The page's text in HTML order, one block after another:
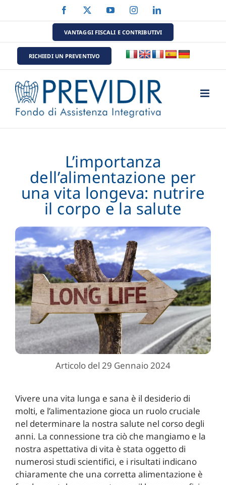
al
Facebook YouTubeInstagramLinkedIn
VANTAGGI FISCALI E CONTRIBUTIVI
RICHIEDI UN PREVENTIVO
L’importanza
dell’alimentazione per
una vita longeva: nutrire
il corpo e la salute
Articolo del 29 Gennaio 2024
Vivere una vita lunga e sana è il desiderio di
molti, e l’alimentazione gioca un ruolo cruciale
nel determinare la nostra salute nel corso degli
anni. La connessione tra ciò che mangiamo e la
nostra aspettativa di vita è stata oggetto di
numerosi studi scientifici, e i risultati indicano
chiaramente che una corretta alimentazione è